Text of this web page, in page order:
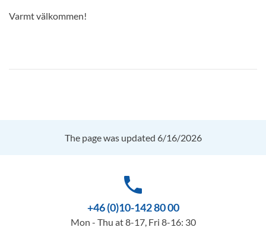
Varmt välkommen!
The page was updated 6/16/2026
phone
+46 (0)10-142 80 00
Mon - Thu at 8-17, Fri 8-16: 30